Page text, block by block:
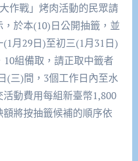
作戰」烤肉活動的民眾請
於本(10)日公開抽籤，並
月29日)至初三(1月31日)
組備取，請正取中籤者
(三)間，3個工作日內至水
動費用每組新臺幣1,800
將按抽籤候補的順序依